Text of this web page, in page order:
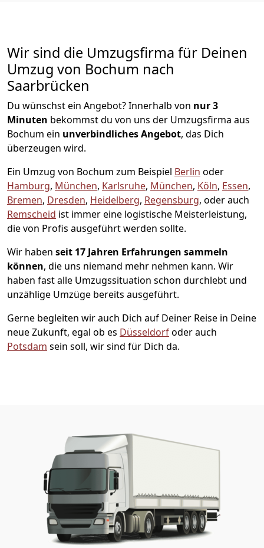
Wir sind die Umzugsfirma für Deinen
Umzug von Bochum nach
Saarbrücken
Du wünschst ein Angebot? Innerhalb von nur 3
Minuten bekommst du von uns der Umzugsfirma aus
Bochum ein unverbindliches Angebot, das Dich
überzeugen wird.
Ein Umzug von Bochum zum Beispiel Berlin oder
Hamburg, München, Karlsruhe, München, Köln, Essen,
Bremen, Dresden, Heidelberg, Regensburg, oder auch
Remscheid ist immer eine logistische Meisterleistung,
die von Profis ausgeführt werden sollte.
Wir haben seit 17 Jahren Erfahrungen sammeln
können, die uns niemand mehr nehmen kann. Wir
haben fast alle Umzugssituation schon durchlebt und
unzählige Umzüge bereits ausgeführt.
Gerne begleiten wir auch Dich auf Deiner Reise in Deine
neue Zukunft, egal ob es Düsseldorfoder auch
Potsdam sein soll, wir sind für Dich da.